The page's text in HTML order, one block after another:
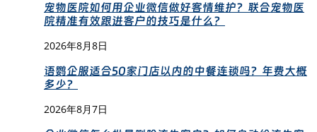
宠物医院如何用企业微信做好客情维护？联合宠物医
院精准有效跟进客户的技巧是什么？
2026年8月8日
语鹦企服适合50家门店以内的中餐连锁吗？年费大概
多少？
2026年8月7日